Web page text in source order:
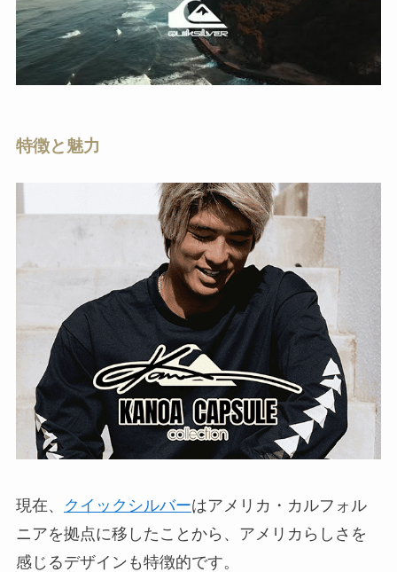
特徴と魅力
現在、 クイックシルバーはアメリカ・カルフォル
ニアを拠点に移したことから、アメリカらしさを
感じるデザインも特徴的です。